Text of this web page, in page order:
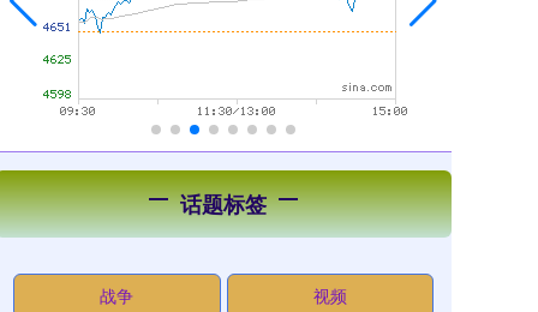
话题标签
战争 视频